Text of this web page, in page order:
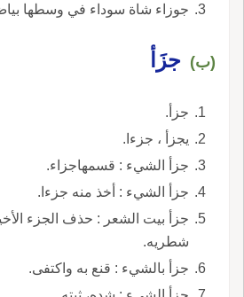
جوزاء شاة سوداء في وسطها بياض.
(ب) جزَأ
جزأ.
يجزأ ، جزءا.
جزأ الشيء : قسمهاجزاء.
جزأ الشيء : أخذ منه جزءا.
جزأ بيت الشعر : حذف الجزء
شطريه.
جزأ بالشيء : قنع به واكتفى.